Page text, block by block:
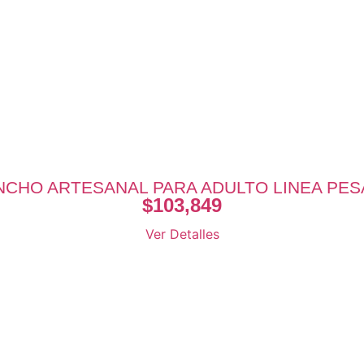
ARTESANAL PARA ADULTO LINEA
$103,849
Ver Detalles